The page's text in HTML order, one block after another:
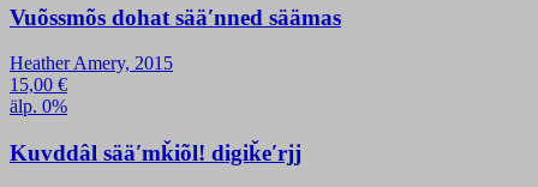
Vuõssmõs dohat sääʹnned säämas
Heather Amery, 2015
15,00 €
älp. 0%
Kuvddâl sääʹmǩiõl! digiǩeʹrjj